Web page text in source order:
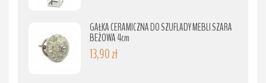
GAŁKA CERAMICZNA DO SZUFLADY MEBLI SZARA
BEŻOWA 4cm
13,90 zł